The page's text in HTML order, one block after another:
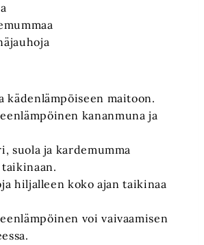
kädenlämpöiseen maitoon.
kananmuna ja
suola ja kardemumma
hiljalleen koko ajan taikinaa
voi vaivaamisen